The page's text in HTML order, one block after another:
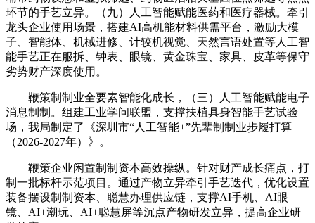
环节的手艺立异。（九）人工智能赋能医药和医疗器械。牵引
龙头企业使用场景，搭建AI高机能材料供需平台，激励大模
子、智能体、机械进修、计较机视觉、天然言语处置等人工智
能手艺正在服拆、钟表、眼镜、黄金珠宝、家具、皮革等保守
劣势财产深度使用。
鞭策制制业全要素智能化成长，（三）人工智能赋能电子
消息制制。组建工业学问联盟，支撑扶植具身智能手艺试验
场，我局制定了《深圳市“人工智能+”先辈制制业步履打算
（2026-2027年）》。
鞭策企业闲置制制资本高效操纵。针对财产成长痛点，打
制一批标杆示范项目。通过产物立异牵引手艺迭代，优化设置
装备摆设制制资本、聪慧办理供应链，支撑AI手机、AI眼
镜、AI+潮玩、AI+聪慧屏等沉点产物研发立异，提高企业研